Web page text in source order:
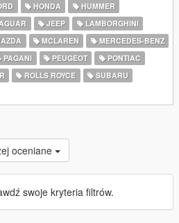
HONDA
HUMMER
JEEP
LAMBORGHINI
MCLAREN
MERCEDES-BENZ
PAGANI PEUGEOT
PONTIAC
ROLLS ROYCE
SUBARU
oceniane
swoje kryteria filtrów.